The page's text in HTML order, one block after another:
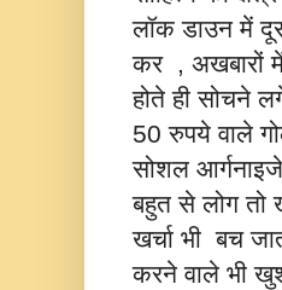
लॉक डाउन में
कर , अखबारों में
होते ही सोचने
50 रुपये वाले
सोशल
बहुत से लोग
खर्चा भी बच
करने वाले भी